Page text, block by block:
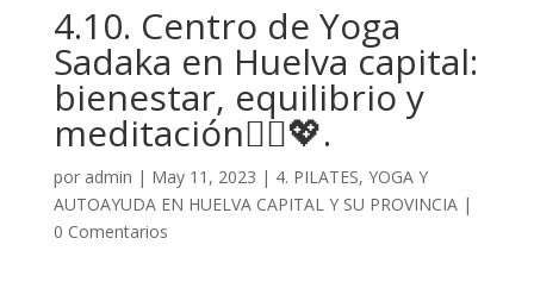
4.10. Centro de Yoga
Sadaka en Huelva capital:
bienestar, equilibrio y
meditación🧘‍♀️💖.
por admin | May 11, 2023 | 4. PILATES, YOGA Y
AUTOAYUDA EN HUELVA CAPITAL Y SU PROVINCIA|
0 Comentarios